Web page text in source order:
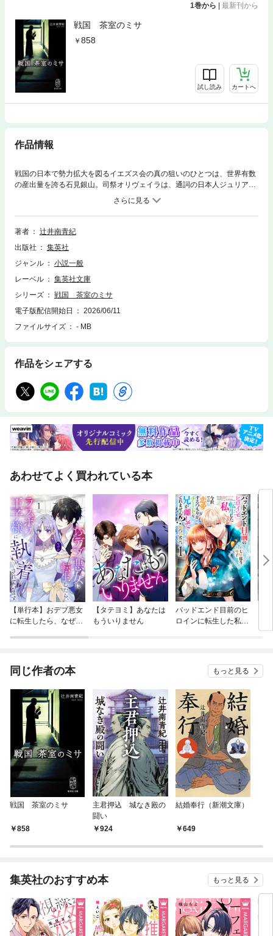
1巻から | 最新刊から
戦国 茶室のミサ
858
試し読み カートへ
作品情報
戦国の日本で勢力拡大を図るイエズス会の真の狙いのひとつは、世界有数
の産出量を誇る石見銀山。司祭オリヴェイラは、通詞の日本人ジュリアン
と平戸から堺を目指す。石見銀山への伝手を持つ鉄砲商、田丸屋に近づく
狙いだ。２人は日本で空前の熱狂を生んでいた茶の湯を布教に利用するこ
とを構想。茶室はいつしか、宗教と政治、欲望と裏切りが交錯する密談の
場へ変わっていく。田丸屋のほうは沈没船に眠る銀獲得のため、欧州の潜
想を超えた大胆な展開と結末。気鋭が放つ歴史ロマン！
著者
辻井南青紀
出版社
集英社
ジャンル
小説一般
レーベル
集英社文庫
シリーズ
戦国 茶室のミサ
電子版配信開始日
2026/06/11
ファイルサイズ
- MB
作品をシェアする
あわせてよく買われている本
【単行本】おデブ悪女
に転生したら、なぜか
【タテヨミ】あなたは
もういりません
バッドエンド目前のヒ
ロインに転生した私、
同じ作者の本 もっと見る
戦国 茶室のミサ
858
主君押込 城なき殿の
闘い
924
結婚奉行（新潮文庫）
649
集英社のおすすめ本 もっと見る